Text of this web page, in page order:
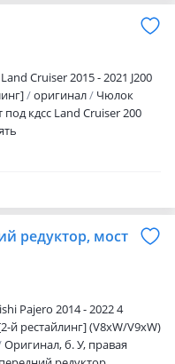
Range Rover; Sport,
Voque, Velar. Nissan
Cruiser 2015 - 2021 J200
оригинал
Чюлок
кдсс Land Cruiser 200
редуктор, мост
Pajero 2014 - 2022 4
й рестайлинг] (V8xW/V9xW)
Оригинал, б. У, правая